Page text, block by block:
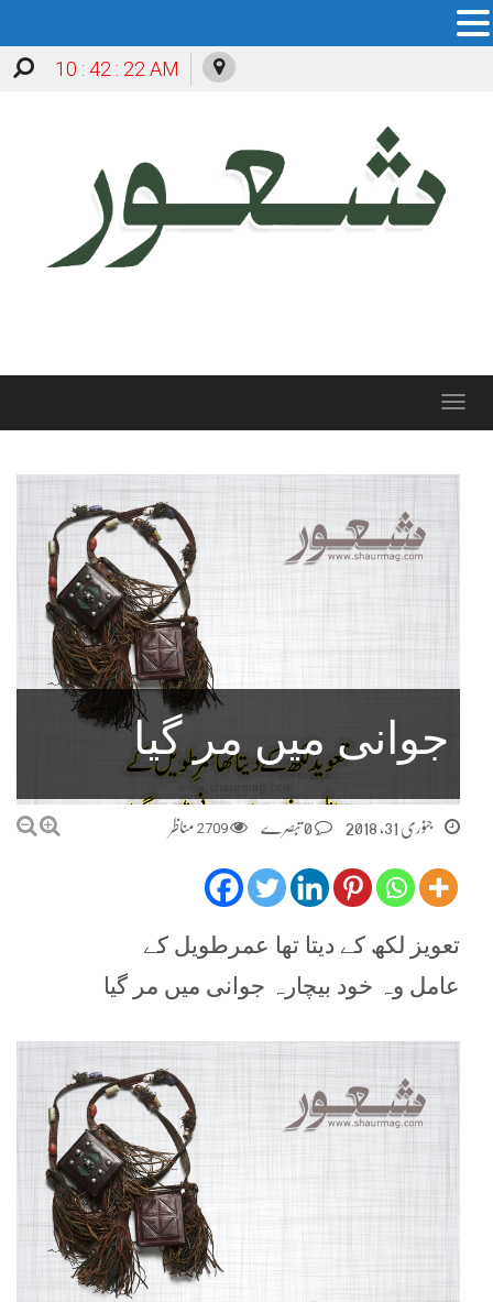
10 : 42 : 24 AM
Toggle
جوانی میں مر گیا
جنوری 31, 2018 2709 مناظر
تعویز لکھ کے دیتا تھا عمرطویل کے
عامل وہ خود بیچارہ جوانی میں مر گیا